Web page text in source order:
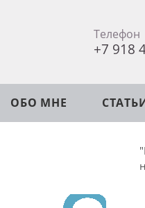
Телефон
+7 918
ОБО МНЕ